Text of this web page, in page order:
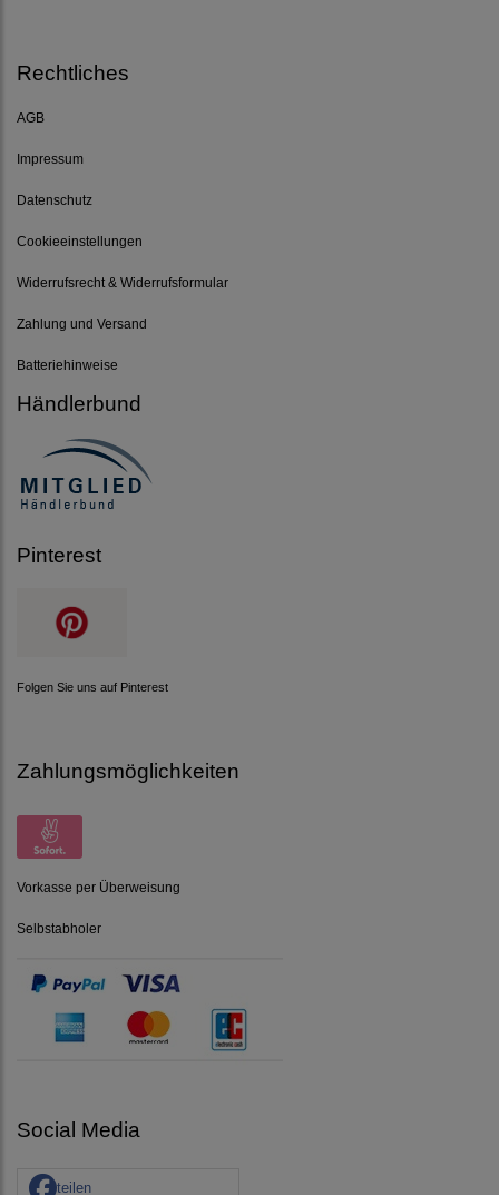
Rechtliches
AGB
Impressum
Datenschutz
Cookieeinstellungen
Widerrufsrecht & Widerrufsformular
Zahlung und Versand
Batteriehinweise
Händlerbund
Pinterest
Folgen Sie uns auf Pinterest
Zahlungsmöglichkeiten
Vorkasse per Überweisung
Selbstabholer
Social Media
teilen